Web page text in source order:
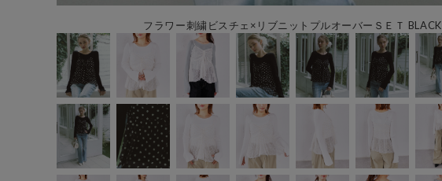
フラワー刺繍ビスチェ×リブニットプルオーバーＳＥＴ BLACK